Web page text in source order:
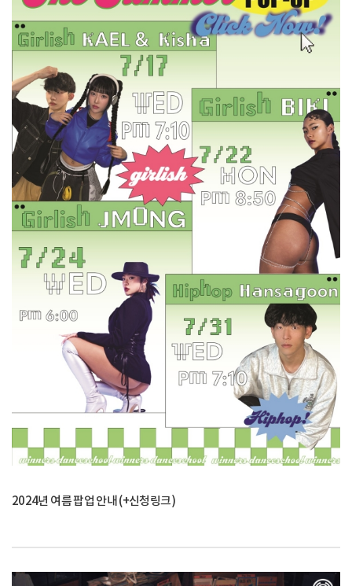
2024년 여름 팝업 안내 (+신청링크)